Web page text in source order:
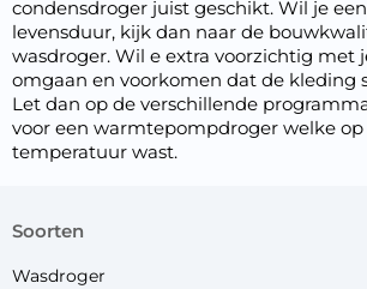
condensdroger juist geschikt. Wil je
levensduur, kijk dan naar de
wasdroger. Wil e extra voorzichtig met
omgaan en voorkomen dat de kleding
Let dan op de verschillende
voor een warmtepompdroger welke op
temperatuur wast.
soorten
Wasdroger